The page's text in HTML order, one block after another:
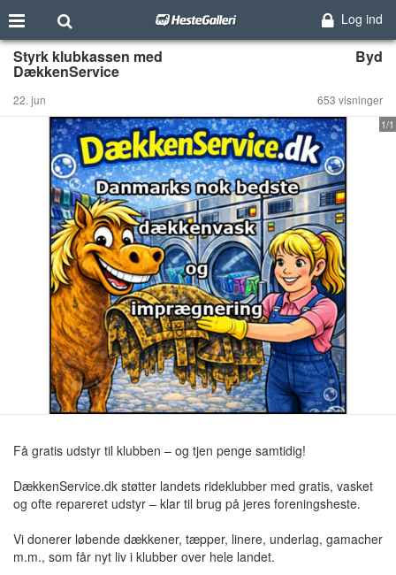
Log ind
Styrk klubkassen med
DækkenService
Byd
22. jun 653 visninger
1/1
Få gratis udstyr til klubben – og tjen penge samtidig!
DækkenService.dk støtter landets rideklubber med gratis, vasket
og ofte repareret udstyr – klar til brug på jeres foreningsheste.
Vi donerer løbende dækkener, tæpper, linere, underlag, gamacher
m.m., som får nyt liv i klubber over hele landet.